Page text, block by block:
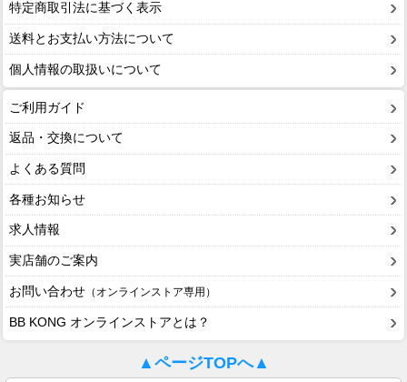
特定商取引法に基づく表示
送料とお支払い方法について
個人情報の取扱いについて
ご利用ガイド
返品・交換について
よくある質問
各種お知らせ
求人情報
実店舗のご案内
お問い合わせ （オンラインストア専用）
BB KONG オンラインストアとは？
▲ページTOPへ▲